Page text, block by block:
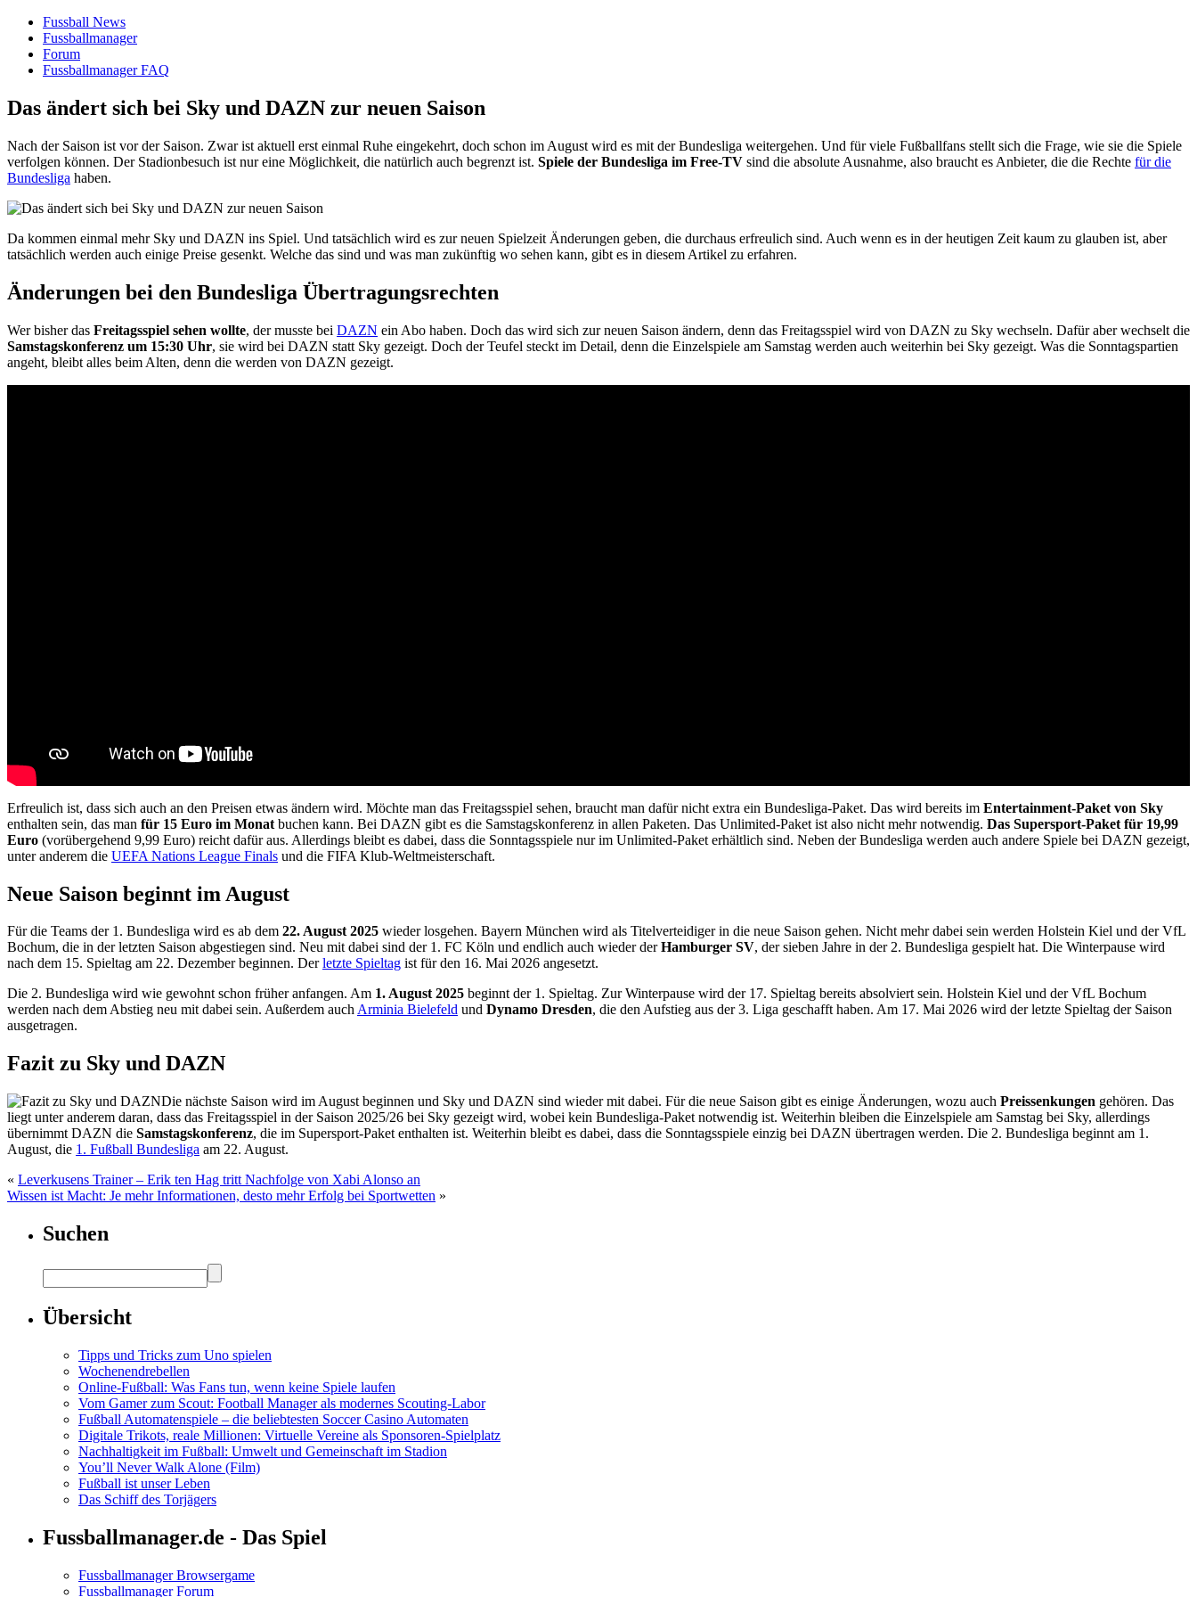
Fussball News
Fussballmanager
Forum
Fussballmanager FAQ
Das ändert sich bei Sky und DAZN zur neuen Saison
Nach der Saison ist vor der Saison. Zwar ist aktuell erst einmal Ruhe eingekehrt, doch schon im August wird es mit der Bundesliga weitergehen. Und für viele Fußballfans stellt sich die Frage, wie sie die Spiele
verfolgen können. Der Stadionbesuch ist nur eine Möglichkeit, die natürlich auch begrenzt ist. Spiele der Bundesliga im Free-TV sind die absolute Ausnahme, also braucht es Anbieter, die die Rechte für die
Bundesliga haben.
Da kommen einmal mehr Sky und DAZN ins Spiel. Und tatsächlich wird es zur neuen Spielzeit Änderungen geben, die durchaus erfreulich sind. Auch wenn es in der heutigen Zeit kaum zu glauben ist, aber
tatsächlich werden auch einige Preise gesenkt. Welche das sind und was man zukünftig wo sehen kann, gibt es in diesem Artikel zu erfahren.
Änderungen bei den Bundesliga Übertragungsrechten
Wer bisher das Freitagsspiel sehen wollte, der musste bei DAZN ein Abo haben. Doch das wird sich zur neuen Saison ändern, denn das Freitagsspiel wird von DAZN zu Sky wechseln. Dafür aber wechselt die
Samstagskonferenz um 15:30 Uhr, sie wird bei DAZN statt Sky gezeigt. Doch der Teufel steckt im Detail, denn die Einzelspiele am Samstag werden auch weiterhin bei Sky gezeigt. Was die Sonntagspartien
angeht, bleibt alles beim Alten, denn die werden von DAZN gezeigt.
Erfreulich ist, dass sich auch an den Preisen etwas ändern wird. Möchte man das Freitagsspiel sehen, braucht man dafür nicht extra ein Bundesliga-Paket. Das wird bereits im Entertainment-Paket von Sky
enthalten sein, das man für 15 Euro im Monat buchen kann. Bei DAZN gibt es die Samstagskonferenz in allen Paketen. Das Unlimited-Paket ist also nicht mehr notwendig. Das Supersport-Paket für 19,99
Euro (vorübergehend 9,99 Euro) reicht dafür aus. Allerdings bleibt es dabei, dass die Sonntagsspiele nur im Unlimited-Paket erhältlich sind. Neben der Bundesliga werden auch andere Spiele bei DAZN gezeigt,
unter anderem die UEFA Nations League Finals und die FIFA Klub-Weltmeisterschaft.
Neue Saison beginnt im August
Für die Teams der 1. Bundesliga wird es ab dem 22. August 2025 wieder losgehen. Bayern München wird als Titelverteidiger in die neue Saison gehen. Nicht mehr dabei sein werden Holstein Kiel und der VfL
Bochum, die in der letzten Saison abgestiegen sind. Neu mit dabei sind der 1. FC Köln und endlich auch wieder derHamburger SV, der sieben Jahre in der 2. Bundesliga gespielt hat. Die Winterpause wird
nach dem 15. Spieltag am 22. Dezember beginnen. Derletzte Spieltag ist für den 16. Mai 2026 angesetzt.
Die 2. Bundesliga wird wie gewohnt schon früher anfangen. Am 1. August 2025 beginnt der 1. Spieltag. Zur Winterpause wird der 17. Spieltag bereits absolviert sein. Holstein Kiel und der VfL Bochum
werden nach dem Abstieg neu mit dabei sein. Außerdem auchArminia Bielefeld und Dynamo Dresden, die den Aufstieg aus der 3. Liga geschafft haben. Am 17. Mai 2026 wird der letzte Spieltag der Saison
ausgetragen.
Fazit zu Sky und DAZN
Die nächste Saison wird im August beginnen und Sky und DAZN sind wieder mit dabei. Für die neue Saison gibt es einige Änderungen, wozu auch Preissenkungen gehören. Das
liegt unter anderem daran, dass das Freitagsspiel in der Saison 2025/26 bei Sky gezeigt wird, wobei kein Bundesliga-Paket notwendig ist. Weiterhin bleiben die Einzelspiele am Samstag bei Sky, allerdings
übernimmt DAZN die Samstagskonferenz, die im Supersport-Paket enthalten ist. Weiterhin bleibt es dabei, dass die Sonntagsspiele einzig bei DAZN übertragen werden. Die 2. Bundesliga beginnt am 1.
August, die 1. Fußball Bundesliga am 22. August.
« Leverkusens Trainer – Erik ten Hag tritt Nachfolge von Xabi Alonso an
Wissen ist Macht: Je mehr Informationen, desto mehr Erfolg bei Sportwetten »
Suchen
Übersicht
Tipps und Tricks zum Uno spielen
Wochenendrebellen
Online-Fußball: Was Fans tun, wenn keine Spiele laufen
Vom Gamer zum Scout: Football Manager als modernes Scouting-Labor
Fußball Automatenspiele – die beliebtesten Soccer Casino Automaten
Digitale Trikots, reale Millionen: Virtuelle Vereine als Sponsoren-Spielplatz
Nachhaltigkeit im Fußball: Umwelt und Gemeinschaft im Stadion
You’ll Never Walk Alone (Film)
Fußball ist unser Leben
Das Schiff des Torjägers
Fussballmanager.de - Das Spiel
Fussballmanager Browsergame
Fussballmanager Forum